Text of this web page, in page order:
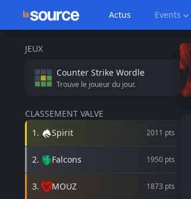
Actus Events
JEUX
Counter Strike Wordle
Trouve le joueur du jour.
CLASSEMENT VALVE
1 . Spirit 2011 pts
2. Falcons 1950 pts
3. MOUZ 1873 pts